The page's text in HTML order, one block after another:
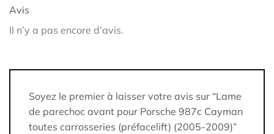
Avis
Il n’y a pas encore d’avis.
Soyez le premier à laisser votre avis sur “Lame
de parechoc avant pour Porsche 987c Cayman
toutes carrosseries (préfacelift) (2005-2009)”